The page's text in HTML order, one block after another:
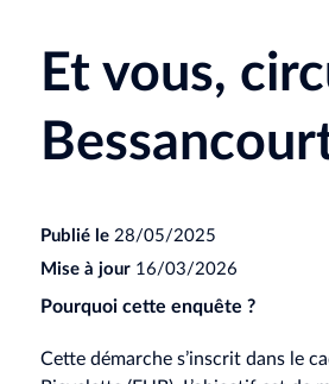
Et vous,
Publié le 28/05/2025
Mise à jour 16/03/2026
Pourquoi cette enquête ?
Cette démarche s’inscrit dans le